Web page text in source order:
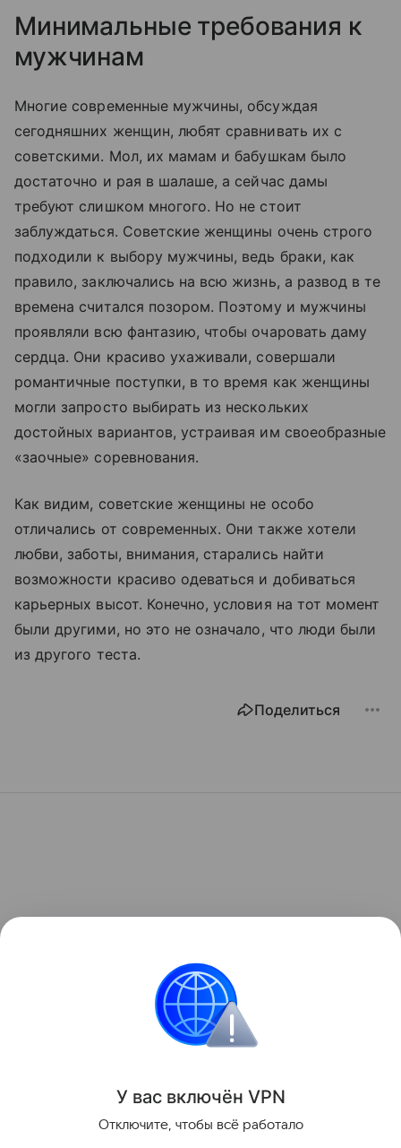
Минимальные требования к
мужчинам
Многие современные мужчины, обсуждая
сегодняшних женщин, любят сравнивать их с
советскими. Мол, их мамам и бабушкам было
достаточно и рая в шалаше, а сейчас дамы
требуют слишком многого. Но не стоит
заблуждаться. Советские женщины очень строго
подходили к выбору мужчины, ведь браки, как
правило, заключались на всю жизнь, а развод в те
времена считался позором. Поэтому и мужчины
проявляли всю фантазию, чтобы очаровать даму
сердца. Они красиво ухаживали, совершали
романтичные поступки, в то время как женщины
могли запросто выбирать из нескольких
достойных вариантов, устраивая им своеобразные
«заочные» соревнования.
Как видим, советские женщины не особо
отличались от современных. Они также хотели
любви, заботы, внимания, старались найти
возможности красиво одеваться и добиваться
карьерных высот. Конечно, условия на тот момент
были другими, но это не означало, что люди были
из другого теста.
Поделиться
У вас включён VPN
Отключите, чтобы всё работало